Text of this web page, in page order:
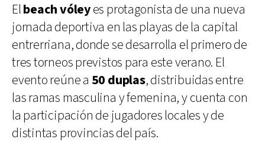
Elbeach vóleyes protagonista de una nueva
jornada deportiva en las playas de la capital
entrerriana, donde se desarrolla el primero de
tres torneos previstos para este verano. El
evento reúne a 50 duplas, distribuidas entre
las ramas masculina y femenina, y cuenta con
la participación de jugadores locales y de
distintas provincias del país.